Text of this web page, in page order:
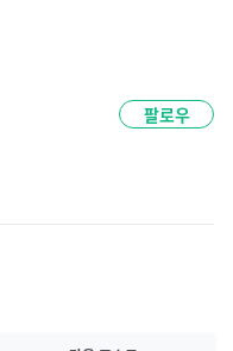
팔로우